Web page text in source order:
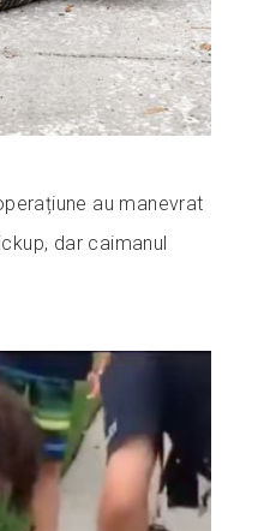
au manevrat
dar caimanul